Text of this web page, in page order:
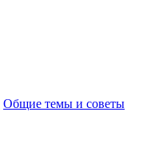
Общие темы и советы